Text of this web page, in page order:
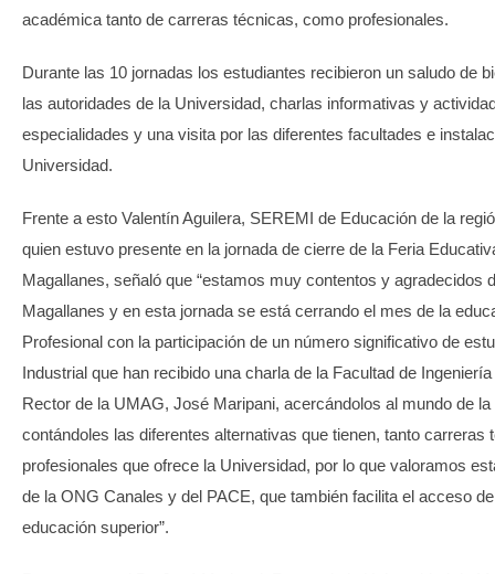
académica tanto de carreras técnicas, como profesionales.
Durante las 10 jornadas los estudiantes recibieron un saludo de
las autoridades de la Universidad, charlas informativas y
especialidades y una visita por las diferentes facultades e
Universidad.
Frente a esto Valentín Aguilera, SEREMI de Educación de la
quien estuvo presente en la jornada de cierre de la Feria
Magallanes, señaló que “estamos muy contentos y agradecidos
Magallanes y en esta jornada se está cerrando el mes de la
Profesional con la participación de un número significativo de
Industrial que han recibido una charla de la Facultad de
Rector de la UMAG, José Maripani, acercándolos al mundo de
contándoles las diferentes alternativas que tienen, tanto carreras
profesionales que ofrece la Universidad, por lo que valoramos
de la ONG Canales y del PACE, que también facilita el acceso
educación superior”.